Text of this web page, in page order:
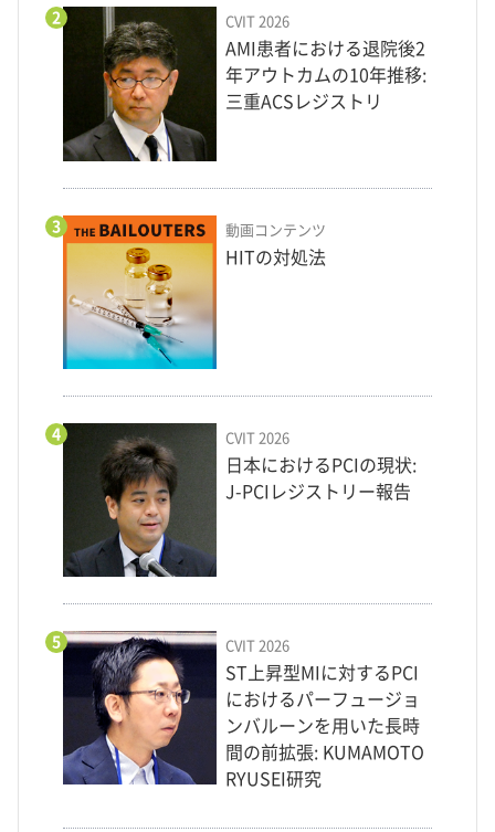
2 CVIT 2026
AMI患者における退院後2
年アウトカムの10年推移:
三重ACSレジストリ
3 動画コンテンツ
HITの対処法
4 CVIT 2026
日本におけるPCIの現状:
J-PCIレジストリー報告
5 CVIT 2026
ST上昇型MIに対するPCI
におけるパーフュージョ
ンバルーンを用いた長時
間の前拡張: KUMAMOTO
RYUSEI研究